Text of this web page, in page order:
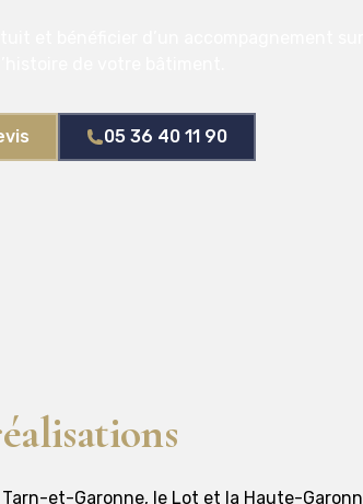
05 36 40 11 90
et-Garonne, le Lot et la Haute-